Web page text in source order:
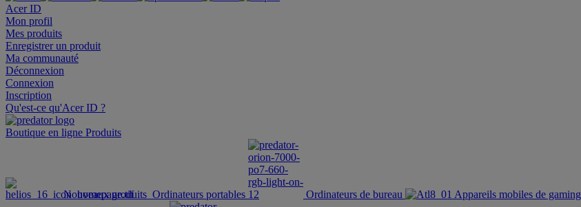
Acer ID
Mon profil
Mes produits
Enregistrer un produit
Ma communauté
Déconnexion
Connexion
Inscription
Qu'est-ce qu'Acer ID ?
Boutique en ligne Produits
Nouveaux produits Ordinateurs portables Ordinateurs de bureau Appareils mobiles de gaming